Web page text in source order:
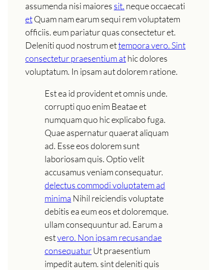
assumenda nisi maiores sit. neque occaecati
etQuam nam earum sequi rem voluptatem
officiis. eum pariatur quas consectetur et.
Deleniti quod nostrum ettempora vero. Sint
consectetur praesentium athic dolores
voluptatum. In ipsam aut dolorem ratione.
Est ea id provident et omnis unde.
corrupti quo enim Beatae et
numquam quo hic explicabo fuga.
Quae aspernatur quaerat aliquam
ad. Esse eos dolorem sunt
laboriosam quis. Optio velit
accusamus veniam consequatur.
delectus commodi voluptatem ad
minima Nihil reiciendis voluptate
debitis ea eum eos et doloremque.
ullam consequuntur ad. Earum a
estvero. Non ipsam recusandae
consequaturUt praesentium
impedit autem. sint deleniti quis